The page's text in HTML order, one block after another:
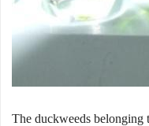
The duckweeds belonging